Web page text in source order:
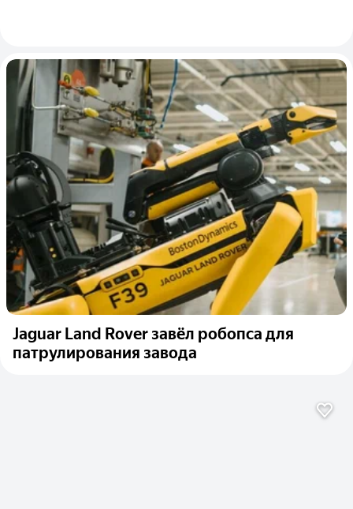
Jaguar Land Rover завёл робопса для
патрулирования завода